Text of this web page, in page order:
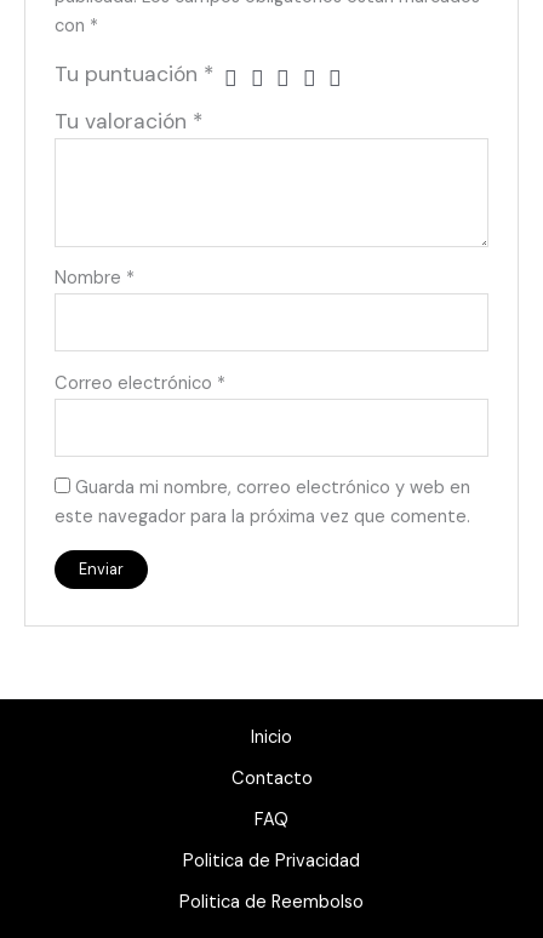
con *
Tu puntuación *
Tu valoración *
Nombre *
Correo electrónico *
Guarda mi nombre, correo electrónico y web en
este navegador para la próxima vez que comente.
Inicio
Contacto
FAQ
Politica de Privacidad
Politica de Reembolso